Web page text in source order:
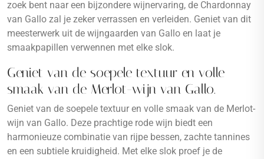
zoek bent naar een bijzondere wijnervaring, de Chardonnay
van Gallo zal je zeker verrassen en verleiden. Geniet van dit
meesterwerk uit de wijngaarden van Gallo en laat je
smaakpapillen verwennen met elke slok.
Geniet van de soepele textuur en volle
smaak van de Merlot-wijn van Gallo.
Geniet van de soepele textuur en volle smaak van de Merlot-
wijn van Gallo. Deze prachtige rode wijn biedt een
harmonieuze combinatie van rijpe bessen, zachte tannines
en een subtiele kruidigheid. Met elke slok proef je de